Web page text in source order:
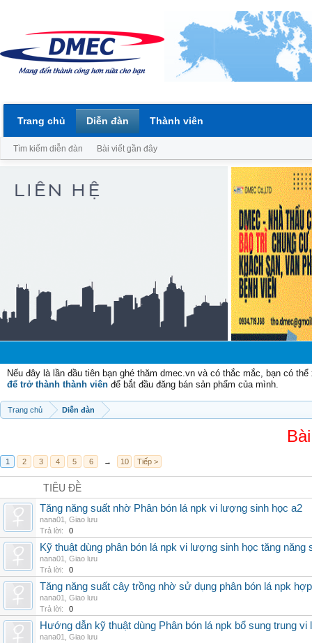
Nếu đây là lần đầu tiên bạn ghé thăm dmec.vn và có thắc mắc, bạn có
để trở thành thành viên để bắt đầu đăng bán sản phẩm của mình.
Trang chủ Diễn đàn
1 2 3 4 5 6 → 10 Tiếp >
TIÊU ĐỀ
Tăng năng suất nhờ Phân bón lá npk vi lượng sinh học a2
nana01
Giao lưu
Trả lời:
0
Kỹ thuật dùng phân bón lá npk vi lượng sinh học tăng năng
nana01
Giao lưu
Trả lời:
0
Tăng năng suất cây trồng nhờ sử dụng phân bón lá npk
nana01
Giao lưu
Trả lời:
0
Hướng dẫn kỹ thuật dùng Phân bón lá npk bổ sung trung vi
nana01
Giao lưu
Trang chủ Diễn đàn
Tìm kiếm diễn đàn Bài viết gần đây
Thành viên